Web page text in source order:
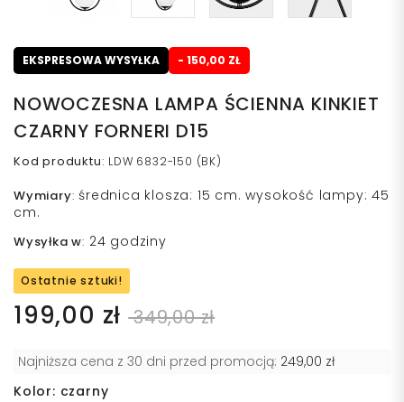
EKSPRESOWA WYSYŁKA - 150,00 ZŁ
NOWOCZESNA LAMPA ŚCIENNA KINKIET
CZARNY FORNERI D15
Kod produktu: LDW 6832-150 (BK)
Wymiary: średnica klosza: 15 cm. wysokość lampy: 45
cm.
Wysyłka w: 24 godziny
Ostatnie sztuki!
199,00 zł 349,00 zł
Najniższa cena z 30 dni przed promocją: 249,00 zł
Kolor: czarny